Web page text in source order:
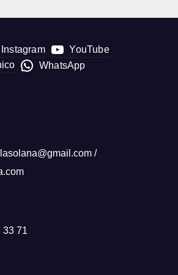
Instagram
YouTube
WhatsApp
/
33 71